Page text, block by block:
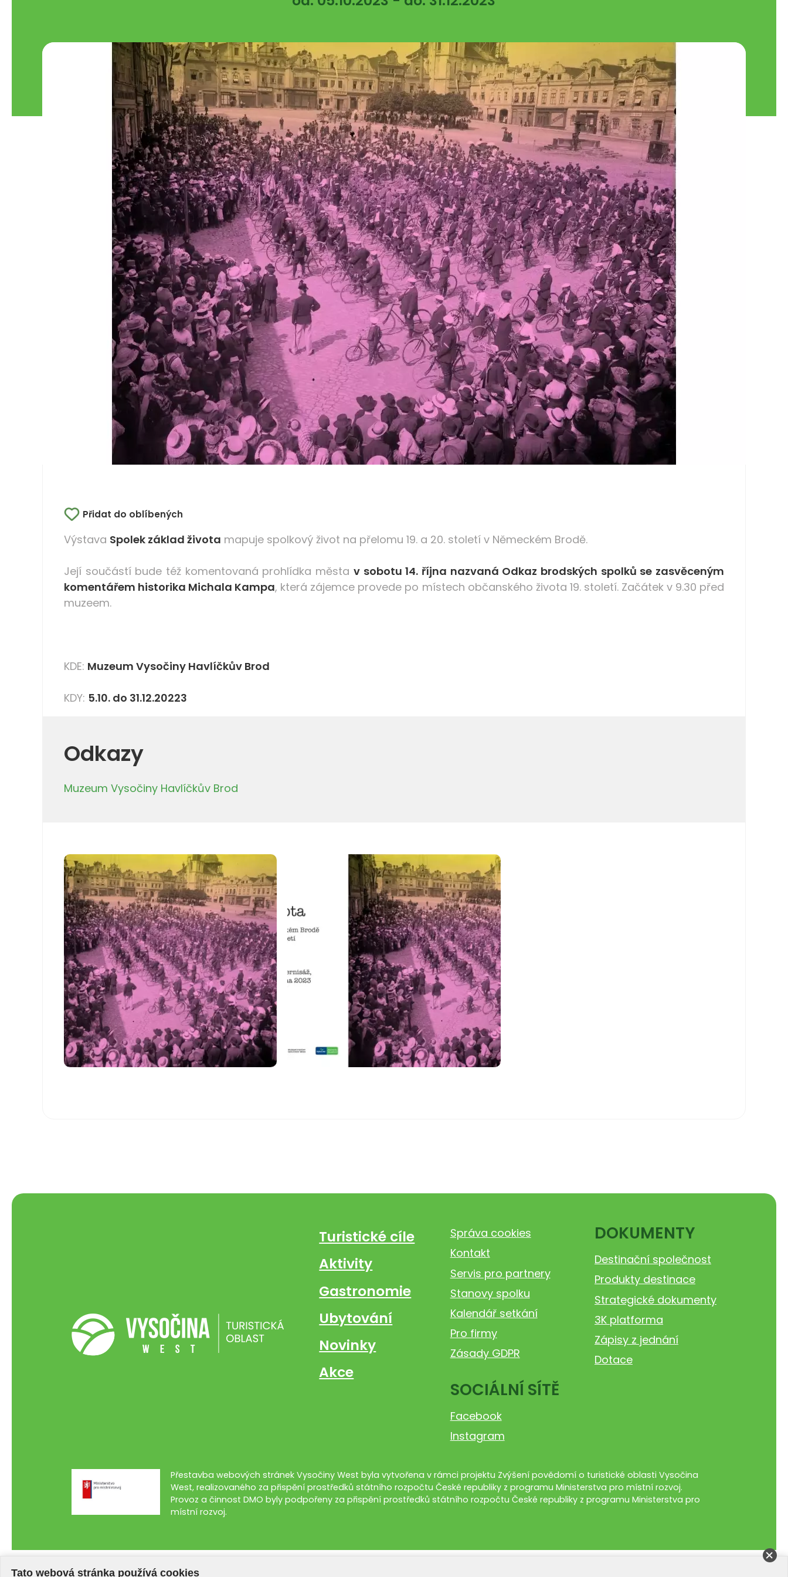
Přidat do oblíbených
Výstava Spolek základ života mapuje spolkový život na přelomu 19. a 20. století v Německém Brodě.
Její součástí bude též komentovaná prohlídka města v sobotu 14. října nazvaná Odkaz brodských spolků se zasvěceným
komentářem historika Michala Kampa, která zájemce provede po místech občanského života 19. století. Začátek v 9.30 před
muzeem.
KDE: Muzeum Vysočiny Havlíčkův Brod
KDY: 5.10. do 31.12.20223
Odkazy
Muzeum Vysočiny Havlíčkův Brod
Turistické cíle
Aktivity
Gastronomie
Ubytování
Novinky
Akce
Správa cookies
Kontakt
Servis pro partnery
Stanovy spolku
Kalendář setkání
Pro firmy
Zásady GDPR
SOCIÁLNÍ SÍTĚ
Facebook
Instagram
DOKUMENTY
Destinační společnost
Produkty destinace
Strategické dokumenty
3K platforma
Zápisy z jednání
Dotace
Přestavba webových stránek Vysočiny West byla vytvořena v rámci projektu Zvýšení povědomí o turistické oblasti Vysočina
West, realizovaného za přispění prostředků státního rozpočtu České republiky z programu Ministerstva pro místní rozvoj.
Provoz a činnost DMO byly podpořeny za přispění prostředků státního rozpočtu České republiky z programu Ministerstva pro
místní rozvoj.
Tato webová stránka používá cookies